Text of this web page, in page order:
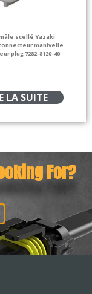
scellé Yazaki
manivelle
plug 7282-8120-40
LA SUITE
For?